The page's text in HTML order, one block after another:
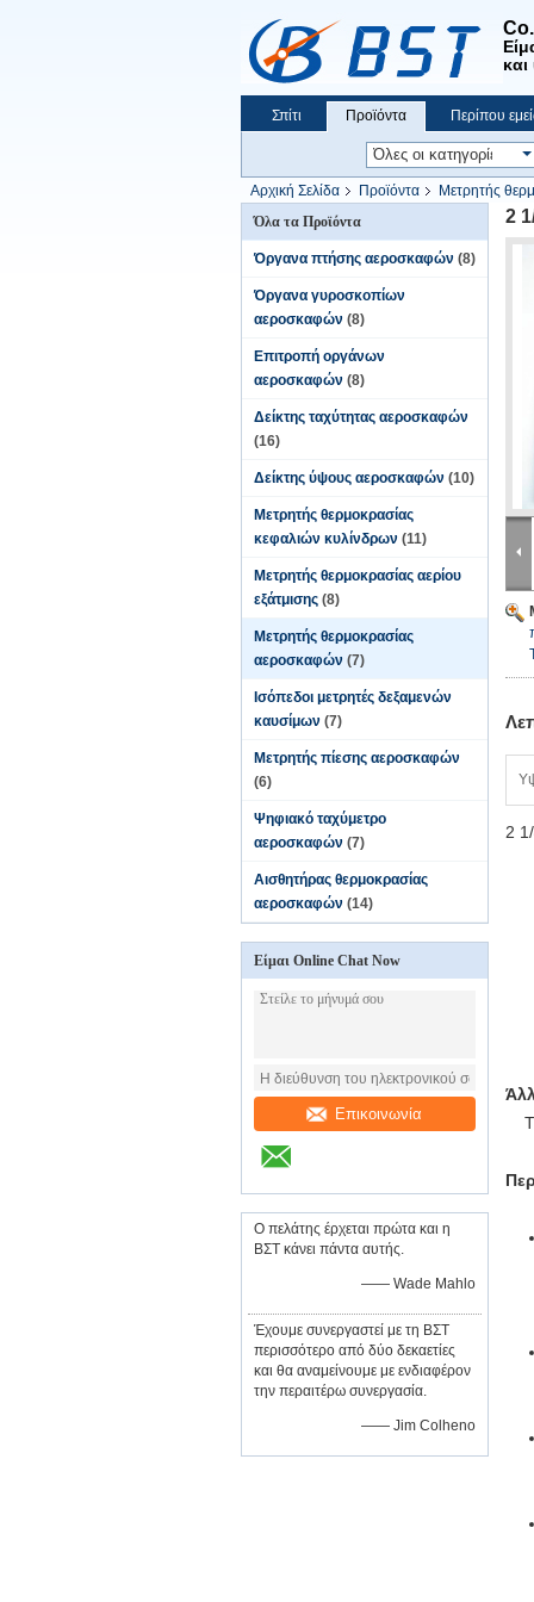
Σπίτι Προϊόντα Περίπου
Αρχική Σελίδα Προϊόντα Μετρητής
Όλα τα Προϊόντα
Όργανα πτήσης αεροσκαφών (8)
Όργανα γυροσκοπίων
αεροσκαφών (8)
Επιτροπή οργάνων
αεροσκαφών (8)
Δείκτης ταχύτητας αεροσκαφών
(16)
Δείκτης ύψους αεροσκαφών (10)
Μετρητής θερμοκρασίας
κεφαλιών κυλίνδρων (11)
Μετρητής θερμοκρασίας αερίου
εξάτμισης (8)
Μετρητής θερμοκρασίας
αεροσκαφών (7)
Ισόπεδοι μετρητές δεξαμενών
καυσίμων (7)
Μετρητής πίεσης αεροσκαφών
(6)
Ψηφιακό ταχύμετρο
αεροσκαφών (7)
Αισθητήρας θερμοκρασίας
αεροσκαφών (14)
Είμαι Online Chat Now
Επικοινωνία
Ο πελάτης έρχεται πρώτα και η
ΒΣΤ κάνει πάντα αυτής.
—— Wade Mahlo
Έχουμε συνεργαστεί με τη ΒΣΤ
περισσότερο από δύο δεκαετίες
και θα αναμείνουμε με ενδιαφέρον
την περαιτέρω συνεργασία.
—— Jim Colheno
2
2